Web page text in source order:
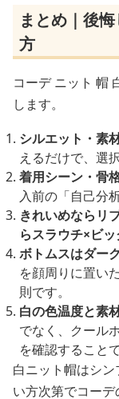
まとめ｜後
方
コーデ ニット 帽
します。
シルエット・素
えるだけで、選
着用シーン・骨
入前の「自己分
きれいめならリ
らスラウチ×ビ
ボトムスはダー
を顔周りに置い
則です。
白の色温度と素
でなく、クール
を確認すること
白ニット帽はシ
い方次第でコーデ